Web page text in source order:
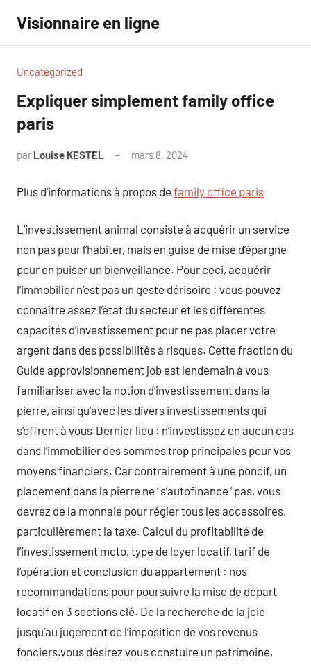
contenu
Visionnaire en ligne
Uncategorized
Expliquer simplement family office
paris
par Louise KESTEL mars 8, 2024
Plus d’informations à propos de family office paris
L’investissement animal consiste à acquérir un service
non pas pour l’habiter, mais en guise de mise d’épargne
pour en puiser un bienveillance. Pour ceci, acquérir
l’immobilier n’est pas un geste dérisoire : vous pouvez
connaître assez l’état du secteur et les différentes
capacités d’investissement pour ne pas placer votre
argent dans des possibilités à risques. Cette fraction du
Guide approvisionnement job est lendemain à vous
familiariser avec la notion d’investissement dans la
pierre, ainsi qu’avec les divers investissements qui
s’offrent à vous.Dernier lieu : n’investissez en aucun cas
dans l’immobilier des sommes trop principales pour vos
moyens financiers. Car contrairement à une poncif, un
placement dans la pierre ne ‘ s’autofinance ‘ pas, vous
devrez de la monnaie pour régler tous les accessoires,
particulièrement la taxe. Calcul du profitabilité de
l’investissement moto, type de loyer locatif, tarif de
l’opération et conclusion du appartement : nos
recommandations pour poursuivre la mise de départ
locatif en 3 sections clé. De la recherche de la joie
jusqu’au jugement de l’imposition de vos revenus
fonciers.vous désirez vous constuire un patrimoine,